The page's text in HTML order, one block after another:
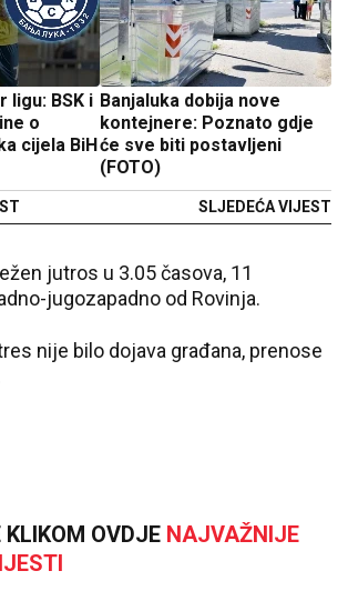
ligu: BSK i
o
cijela BiH
Banjaluka dobija nove
kontejnere: Poznato gdje
će sve biti postavljeni
(FOTO)
SLJEDEĆA VIJEST
jutros u 3.05 časova, 11
jugozapadno od Rovinja.
nije bilo dojava građana, prenose
OVDJE NAJVAŽNIJE